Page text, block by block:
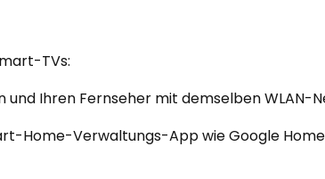
TVs:
und Ihren Fernseher mit demselben WLAN-
Home-Verwaltungs-App wie Google